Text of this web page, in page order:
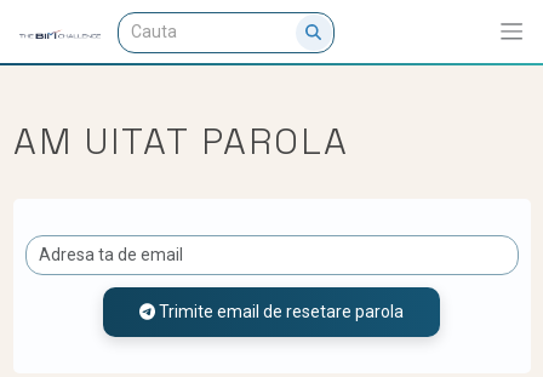
AM UITAT PAROLA
Trimite email de resetare parola